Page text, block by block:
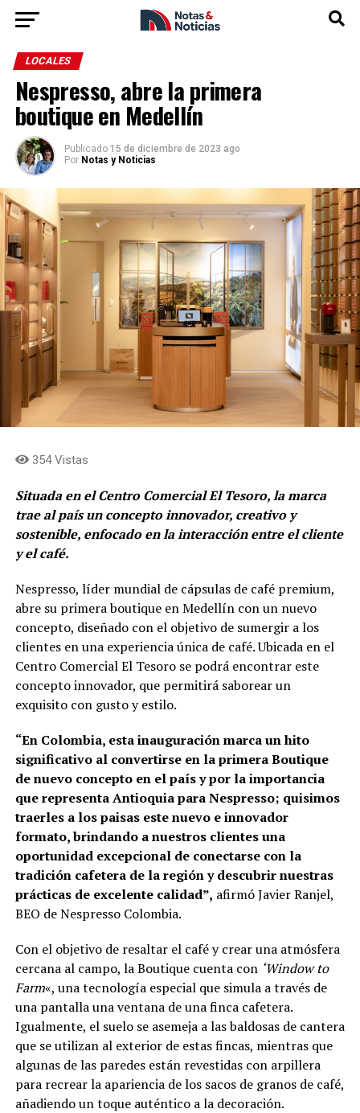
LOCALES
Nespresso, abre la primera
boutique en Medellín
Publicado 15 de diciembre de 2023 ago
Por Notas y Noticias
354 Vistas
Situada en el Centro Comercial El Tesoro, la marca
trae al país un concepto innovador, creativo y
sostenible, enfocado en la interacción entre el cliente
y el café.
Nespresso, líder mundial de cápsulas de café premium,
abre su primera boutique en Medellín con un nuevo
concepto, diseñado con el objetivo de sumergir a los
clientes en una experiencia única de café. Ubicada en el
Centro Comercial El Tesoro se podrá encontrar este
concepto innovador, que permitirá saborear un
exquisito con gusto y estilo.
“En Colombia, esta inauguración marca un hito
significativo al convertirse en la primera Boutique
de nuevo concepto en el país y por la importancia
que representa Antioquia para Nespresso; quisimos
traerles a los paisas este nuevo e innovador
formato, brindando a nuestros clientes una
oportunidad excepcional de conectarse con la
tradición cafetera de la región y descubrir nuestras
prácticas de excelente calidad”, afirmó Javier Ranjel,
BEO de Nespresso Colombia.
Con el objetivo de resaltar el café y crear una atmósfera
cercana al campo, la Boutique cuenta con ‘Window to
Farm«, una tecnología especial que simula a través de
una pantalla una ventana de una finca cafetera.
Igualmente, el suelo se asemeja a las baldosas de cantera
que se utilizan al exterior de estas fincas, mientras que
algunas de las paredes están revestidas con arpillera
para recrear la apariencia de los sacos de granos de café,
añadiendo un toque auténtico a la decoración.